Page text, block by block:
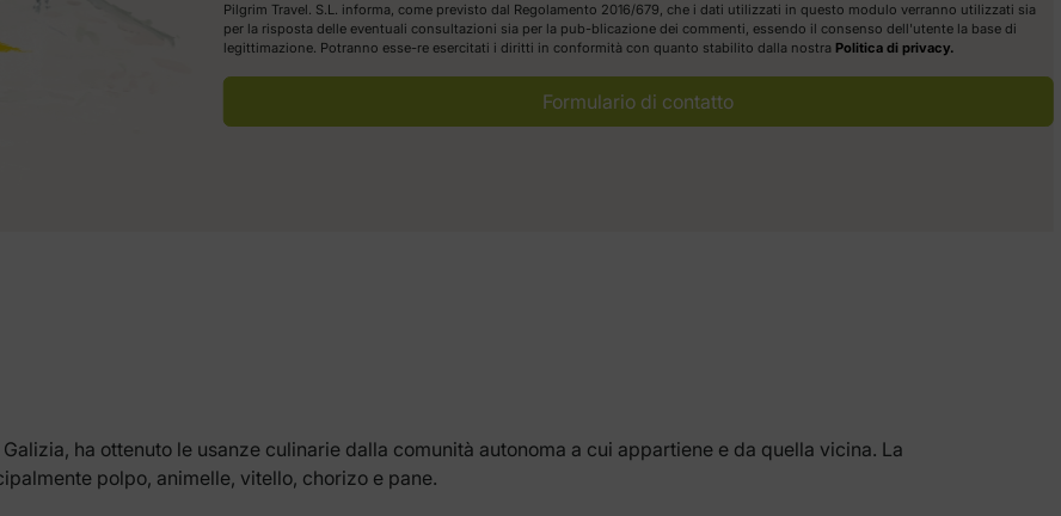
Pilgrim Travel. S.L. informa, come previsto dal Regolamento 2016/679, che i dati utilizzati in questo modulo verranno utilizzati sia
per la risposta delle eventuali consultazioni sia per la pub-blicazione dei commenti, essendo il consenso dell'utente la base di
legittimazione. Potranno esse-re esercitati i diritti in conformità con quanto stabilito dalla nostra Politica di privacy.
Formulario di contatto
ha ottenuto le usanze culinarie dalla comunità autonoma a cui appartiene e da quella vicina. La
polpo, animelle, vitello, chorizo e pane.